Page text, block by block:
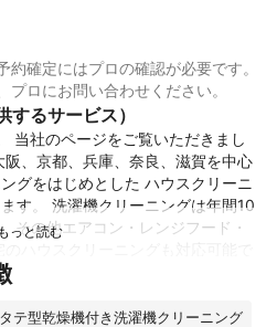
確定にはプロの確認が必要です。
ロにお問い合わせください。
するサービス）
当社のページをご覧いただきまし
、京都、兵庫、奈良、滋賀を中心
グをはじめとした ハウスクリーニ
す。 洗濯機クリーニングは年間10
その他エアコン・レンジフード・
たりのサービスがお届け可能で
タテ型乾燥機付き洗濯機クリーニング